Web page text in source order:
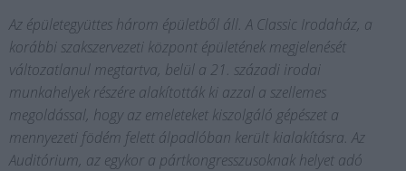
Az épületegyüttes három épületből áll. A Classic Irodaház, a
korábbi szakszervezeti központ épületének megjelenését
változatlanul megtartva, belül a 21. századi irodai
munkahelyek részére alakították ki azzal a szellemes
megoldással, hogy az emeleteket kiszolgáló gépészet a
mennyezeti födém felett álpadlóban került kialakításra. Az
Auditórium, az egykor a pártkongresszusoknak helyet adó